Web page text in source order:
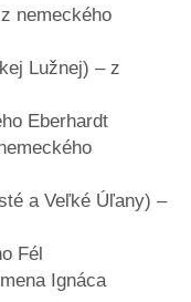
nemeckého
Lužnej) – z
Eberhardt
a Veľké Úľany) –
Fél
Ignáca